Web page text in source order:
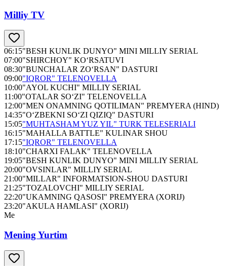
Milliy TV
06:15"BESH KUNLIK DUNYO" MINI MILLIY SERIAL
07:00"SHIRCHOY" KO‘RSATUVI
08:30"BUNCHALAR ZO‘RSAN" DASTURI
09:00"IQROR" TELENOVELLA
10:00"AYOL KUCHI" MILLIY SERIAL
11:00"OTALAR SO‘ZI" TELENOVELLA
12:00"MEN ONAMNING QOTILIMAN" PREMYERA (HIND)
14:35"O‘ZBEKNI SO‘ZI QIZIQ" DASTURI
15:05"MUHTASHAM YUZ YIL" TURK TELESERIALI
16:15"MAHALLA BATTLE" KULINAR SHOU
17:15"IQROR" TELENOVELLA
18:10"CHARXI FALAK" TELENOVELLA
19:05"BESH KUNLIK DUNYO" MINI MILLIY SERIAL
20:00"OVSINLAR" MILLIY SERIAL
21:00"MILLAR" INFORMATSION-SHOU DASTURI
21:25"TOZALOVCHI" MILLIY SERIAL
22:20"UKAMNING QASOSI" PREMYERA (XORIJ)
23:20"AKULA HAMLASI" (XORIJ)
Me
Mening Yurtim